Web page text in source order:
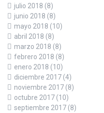
julio 2018 (8)
junio 2018 (8)
mayo 2018 (10)
abril 2018 (8)
marzo 2018 (8)
febrero 2018 (8)
enero 2018 (10)
diciembre 2017 (4)
noviembre 2017 (8)
octubre 2017 (10)
septiembre 2017 (8)